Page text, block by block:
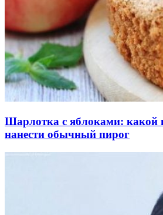
Шарлотка с яблоками: какой
нанести обычный пирог